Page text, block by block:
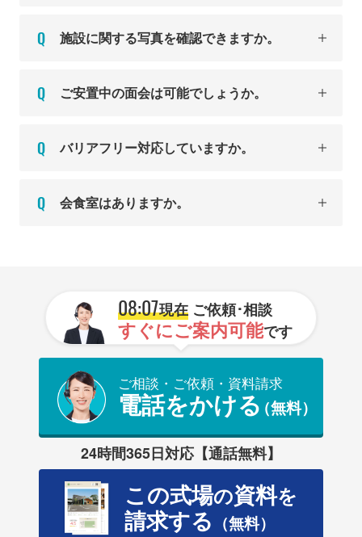
施設に関する写真を確認できますか。
ご安置中の面会は可能でしょうか。
バリアフリー対応していますか。
会食室はありますか。
08:07現在ご依頼･相談
すぐにご案内可能です
ご相談・ご依頼・資料請求
電話をかける（無料）
24時間365日対応【通話無料】
この式場の資料を
請求する （無料）